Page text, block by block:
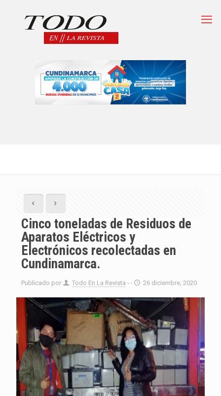
Cinco toneladas de Residuos de
Aparatos Eléctricos y
Electrónicos recolectadas en
Cundinamarca.
Publicado por Todo En La Revista - - 26 diciembre, 2020